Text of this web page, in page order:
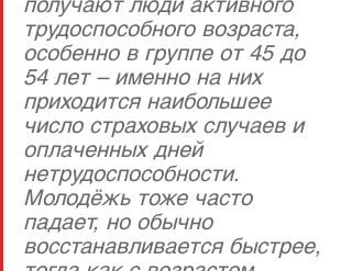
трудоспособного возраста,
особенно в группе от 45 до
54 лет – именно на них
приходится наибольшее
число страховых случаев и
оплаченных дней
нетрудоспособности.
Молодёжь тоже часто
падает, но обычно
восстанавливается быстрее,